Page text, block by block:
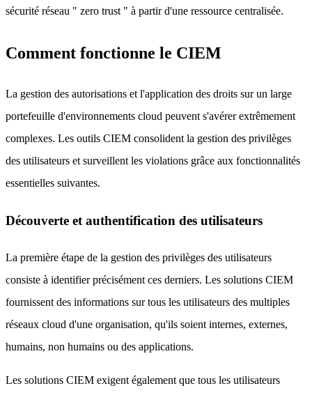
sécurité réseau " zero trust " à partir d'une ressource centralisée.
Comment fonctionne le CIEM
La gestion des autorisations et l'application des droits sur un large
portefeuille d'environnements cloud peuvent s'avérer extrêmement
complexes. Les outils CIEM consolident la gestion des privilèges
des utilisateurs et surveillent les violations grâce aux fonctionnalités
essentielles suivantes.
Découverte et authentification des utilisateurs
La première étape de la gestion des privilèges des utilisateurs
consiste à identifier précisément ces derniers. Les solutions CIEM
fournissent des informations sur tous les utilisateurs des multiples
réseaux cloud d'une organisation, qu'ils soient internes, externes,
humains, non humains ou des applications.
Les solutions CIEM exigent également que tous les utilisateurs